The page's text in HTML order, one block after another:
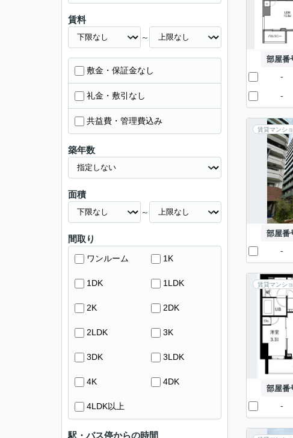
部屋番
-
-
賃貸マンシ
部屋番
-
賃貸マンシ
部屋番
-
賃料
～
敷金・保証金なし
礼金・敷引なし
共益費・管理費込み
築年数
面積
～
間取り
ワンルーム 1K
1DK 1LDK
2K 2DK
2LDK 3K
3DK 3LDK
4K 4DK
4LDK以上
駅・バス停からの時間